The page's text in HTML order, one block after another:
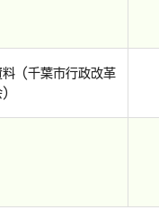
料（千葉市行政改革